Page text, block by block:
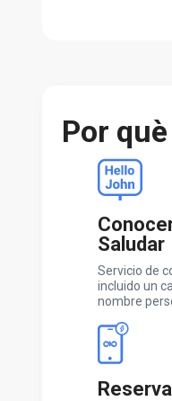
Por
Saludar
Servicio de
incluido un
nombre